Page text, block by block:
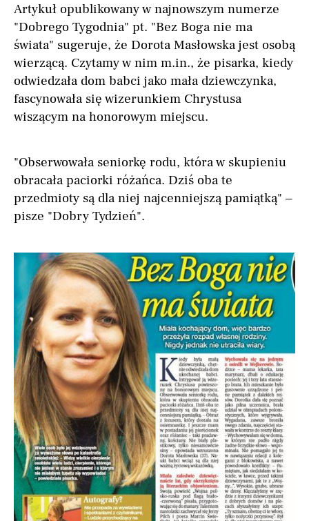
Artykuł opublikowany w najnowszym numerze
"Dobrego Tygodnia" pt. "Bez Boga nie ma
świata" sugeruje, że Dorota Masłowska jest osobą
wierzącą. Czytamy w nim m.in., że pisarka, kiedy
odwiedzała dom babci jako mała dziewczynka,
fascynowała się wizerunkiem Chrystusa
wiszącym na honorowym miejscu.
"Obserwowała seniorkę rodu, która w skupieniu
obracała paciorki różańca. Dziś oba te
przedmioty są dla niej najcenniejszą pamiątką" –
pisze "Dobry Tydzień".